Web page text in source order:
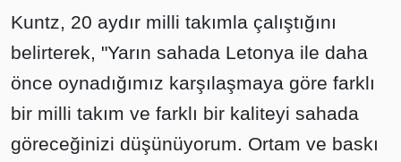
Kuntz, 20 aydır milli takımla çalıştığını
belirterek, "Yarın sahada Letonya ile daha
önce oynadığımız karşılaşmaya göre farklı
bir milli takım ve farklı bir kaliteyi sahada
göreceğinizi düşünüyorum. Ortam ve baskı